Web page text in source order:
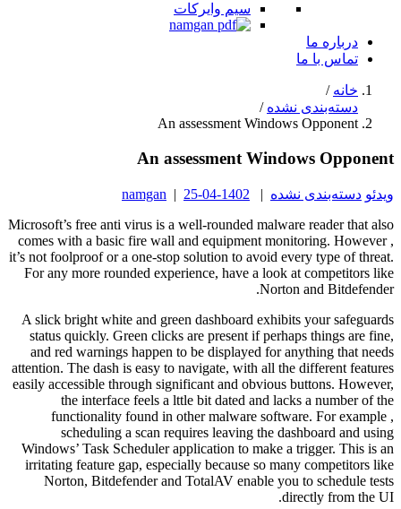
سیم وایرکات
درباره ما
تماس با ما
خانه /
دسته‌بندی نشده /
An assessment Windows Opponent
An assessment Windows Opponent
ویدئو دسته‌بندی نشده |
1402-04-25
|
namgan
Microsoft’s free anti virus is a well-rounded malware reader that also
comes with a basic fire wall and equipment monitoring. However ,
it’s not foolproof or a one-stop solution to avoid every type of threat.
For any more rounded experience, have a look at competitors like
Norton and Bitdefender.
A slick bright white and green dashboard exhibits your safeguards
status quickly. Green clicks are present if perhaps things are fine,
and red warnings happen to be displayed for anything that needs
attention. The dash is easy to navigate, with all the different features
easily accessible through significant and obvious buttons. However,
the interface feels a lttle bit dated and lacks a number of the
functionality found in other malware software. For example ,
scheduling a scan requires leaving the dashboard and using
Windows’ Task Scheduler application to make a trigger. This is an
irritating feature gap, especially because so many competitors like
Norton, Bitdefender and TotalAV enable you to schedule tests
directly from the UI.